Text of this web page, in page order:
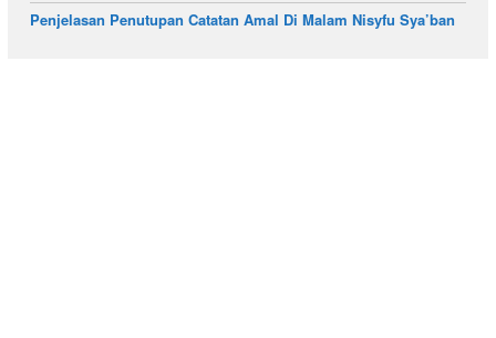
Penjelasan Penutupan Catatan Amal Di Malam Nisyfu Sya’ban